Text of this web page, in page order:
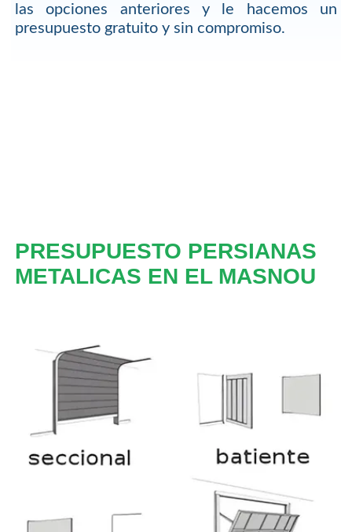
las opciones anteriores y le hacemos un
presupuesto gratuito y sin compromiso.
PRESUPUESTO PERSIANAS
METALICAS EN EL MASNOU